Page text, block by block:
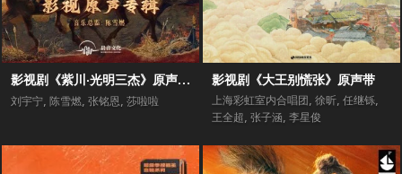
影视剧《紫川·光明三杰》原声专辑
刘宇宁, 陈雪燃, 张铭恩, 莎啦啦
影视剧《大王别慌张》原声带
上海彩虹室内合唱团 , 徐昕, 任继铄,
王全超, 张子涵, 李星俊